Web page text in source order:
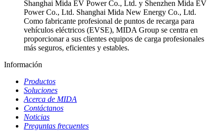
Shanghai Mida EV Power Co., Ltd. y Shenzhen Mida EV
Power Co., Ltd. Shanghai Mida New Energy Co., Ltd.
Como fabricante profesional de puntos de recarga para
vehículos eléctricos (EVSE), MIDA Group se centra en
proporcionar a sus clientes equipos de carga profesionales
más seguros, eficientes y estables.
Información
Productos
Soluciones
Acerca de MIDA
Contáctanos
Noticias
Preguntas frecuentes